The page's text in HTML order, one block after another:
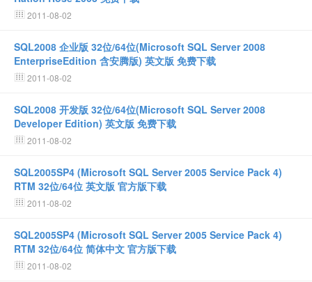
2011-08-02
SQL2008 企业版 32位/64位(Microsoft SQL Server 2008
EnterpriseEdition 含安腾版) 英文版 免费下载
2011-08-02
SQL2008 开发版 32位/64位(Microsoft SQL Server 2008
Developer Edition) 英文版 免费下载
2011-08-02
SQL2005SP4 (Microsoft SQL Server 2005 Service Pack 4)
RTM 32位/64位 英文版 官方版下载
2011-08-02
SQL2005SP4 (Microsoft SQL Server 2005 Service Pack 4)
RTM 32位/64位 简体中文 官方版下载
2011-08-02